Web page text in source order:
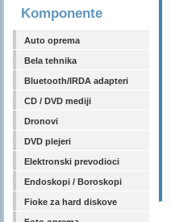
Komponente
Auto oprema
Bela tehnika
Bluetooth/IRDA adapteri
CD / DVD mediji
Dronovi
DVD plejeri
Elektronski prevodioci
Endoskopi / Boroskopi
Fioke za hard diskove